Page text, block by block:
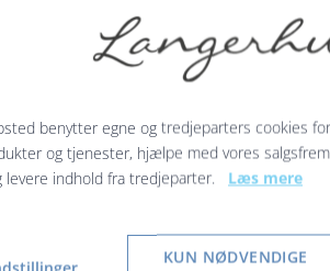
fåes i forskellige størrelser. Ligeledes
Fisker-tema
produkter
benytter egne og tredjeparters cookies
og tjenester, hjælpe med vores
levere indhold fra tredjeparter. Læs mere
KUN NØDVENDIGE